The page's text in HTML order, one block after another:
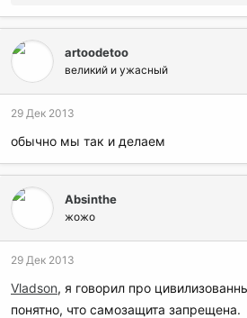
а
и
artoodetoo
великий и ужасный
29 Дек 2013
обычно мы так и делаем
Absinthe
жожо
29 Дек 2013
Vladson, я говорил про
понятно, что самозащита запрещена.